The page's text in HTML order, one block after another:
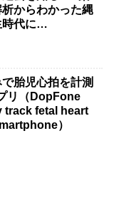
からわかった縄
時代に…
胎児心拍を計測
リ（DopFone
track fetal heart
）